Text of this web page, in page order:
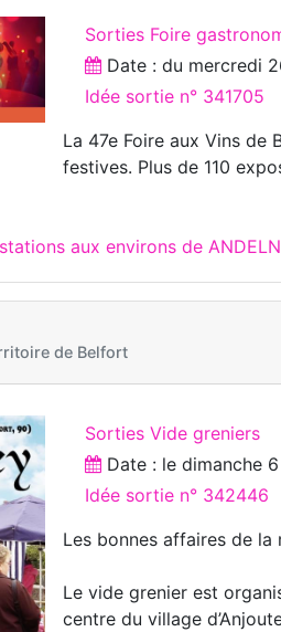
Sorties Foire
Date : du mercredi
Idée sortie n° 341705
La 47e Foire aux Vins
festives. Plus de 110
aux environs de
de Belfort
Sorties Vide greniers
Date : le dimanche
Idée sortie n° 342446
Les bonnes affaires de la
Le vide grenier est
centre du village